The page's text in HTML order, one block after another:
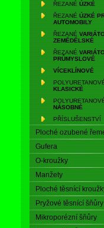
ŘEZANÉ ÚZKÉ
ŘEZANÉ ÚZKÉ
AUTOMOBILY
ŘEZANÉ
ZEMĚDĚLSKÉ
ŘEZANÉ
PRŮMYSLOVÉ
VÍCEKLÍNOVÉ
KLASICKÉ
NÁSOBNÉ
PŘÍSLUŠENSTVÍ
Ploché ozubené
Gufera
O-kroužky
Manžety
Ploché těsnící
Pryžové těsnící šňůry
Mikroporézní šňůry